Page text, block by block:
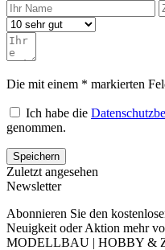
Die mit einem * markierten
Ich habe die
genommen.
Speichern
Zuletzt angesehen
Newsletter
Abonnieren Sie den
Neuigkeit oder Aktion mehr
MODELLBAU | HOBBY &